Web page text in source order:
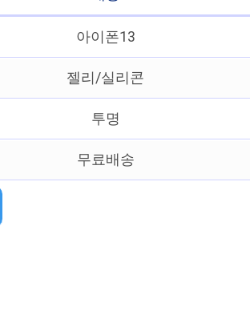
아이폰13
젤리/실리콘
투명
무료배송